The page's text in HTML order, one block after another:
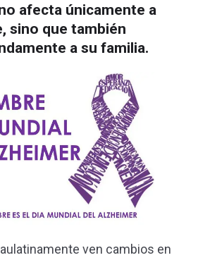
afecta únicamente a
sino que también
a su familia.
ven cambios en